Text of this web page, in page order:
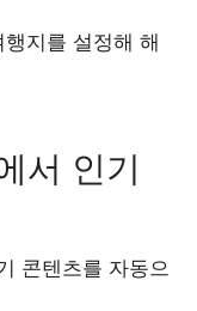
지를 설정해 해
서 인기
콘텐츠를 자동으